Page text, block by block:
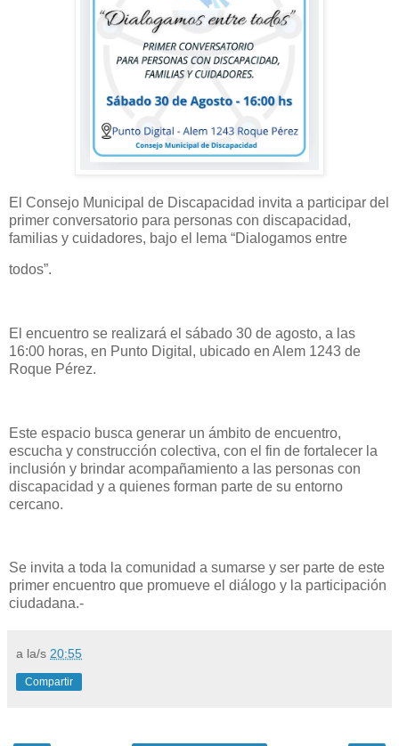
El Consejo Municipal de Discapacidad invita a participar del
primer conversatorio para personas con discapacidad,
familias y cuidadores, bajo el lema “Dialogamos entre
todos”.
El encuentro se realizará el sábado 30 de agosto, a las
16:00 horas, en Punto Digital, ubicado en Alem 1243 de
Roque Pérez.
Este espacio busca generar un ámbito de encuentro,
escucha y construcción colectiva, con el fin de fortalecer la
inclusión y brindar acompañamiento a las personas con
discapacidad y a quienes forman parte de su entorno
cercano.
Se invita a toda la comunidad a sumarse y ser parte de este
primer encuentro que promueve el diálogo y la participación
ciudadana.-
a la/s 20:55
Compartir